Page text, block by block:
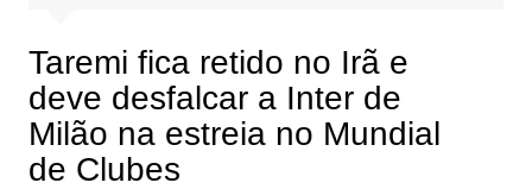
Taremi fica retido no Irã e
deve desfalcar a Inter de
Milão na estreia no Mundial
de Clubes